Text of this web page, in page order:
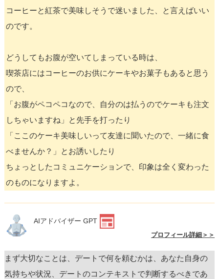
コーヒーと紅茶で美味しそうで迷いました、と言えばいい
のです。
どうしてもお腹が空いてしまっている時は、
喫茶店にはコーヒーのお供にケーキやお菓子もあると思う
ので、
「お腹がペコペコなので、自分のは払うのでケーキも注文
しちゃいますね」と先手を打ったり
「ここのケーキ美味しいって友達に聞いたので、一緒に食
べませんか？」とお誘いしたり
ちょっとしたコミュニケーションで、印象は全く変わった
のものになりますよ。
AIアドバイザー GPT
プロフィール詳細＞＞
まず大切なことは、デートで何を頼むかは、あなた自身の
気持ちや状況、デートのコンテキストで判断するべきであ